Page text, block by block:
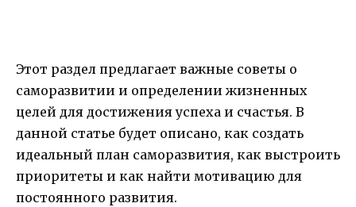
Этот раздел предлагает важные советы о
саморазвитии и определении жизненных
целей для достижения успеха и счастья. В
данной статье будет описано, как создать
идеальный план саморазвития, как выстроить
приоритеты и как найти мотивацию для
постоянного развития.